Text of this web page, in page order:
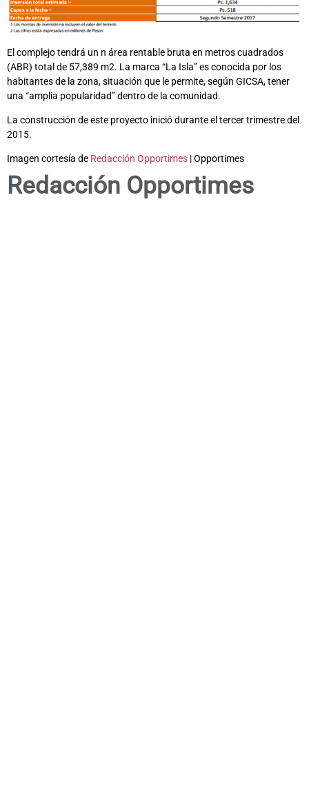
El complejo tendrá un n área rentable bruta en metros cuadrados
(ABR) total de 57,389 m2. La marca “La Isla” es conocida por los
habitantes de la zona, situación que le permite, según GICSA, tener
una “amplia popularidad” dentro de la comunidad.
La construcción de este proyecto inició durante el tercer trimestre del
2015.
Imagen cortesía de Redacción Opportimes | Opportimes
Redacción Opportimes